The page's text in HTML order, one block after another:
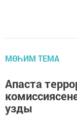
МӨҺИМ ТЕМА
Апаста
узды